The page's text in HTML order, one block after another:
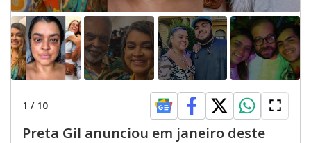
1 / 10
Preta Gil anunciou em janeiro deste